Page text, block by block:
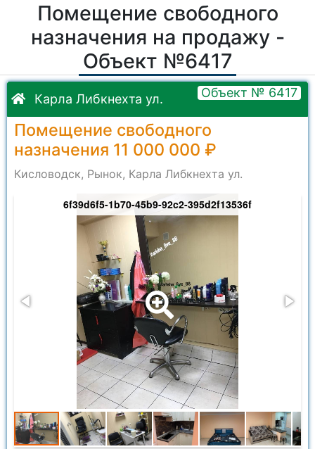
Помещение свободного
назначения на продажу -
Объект №6417
Карла Либкнехта ул. Объект № 6417
Помещение свободного
назначения 11 000 000 ₽
Кисловодск, Рынок, Карла Либкнехта ул.
6f39d6f5-1b70-45b9-92c2-395d2f13536f